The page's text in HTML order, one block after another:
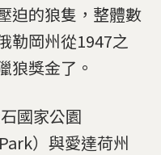
迫的狼隻，整體數
勒岡州從1947之
狼獎金了。
國家公園
）與愛達荷州